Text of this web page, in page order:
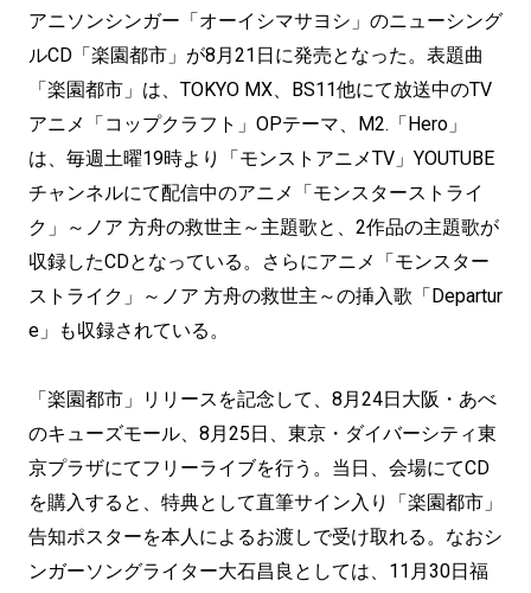
アニソンシンガー「オーイシマサヨシ」のニューシング
ルCD「楽園都市」が8月21日に発売となった。表題曲
「楽園都市」は、TOKYO MX、BS11他にて放送中のTV
アニメ「コップクラフト」OPテーマ、M2.「Hero」
は、毎週土曜19時より「モンストアニメTV」YOUTUBE
チャンネルにて配信中のアニメ「モンスターストライ
ク」～ノア 方舟の救世主～主題歌と、2作品の主題歌が
収録したCDとなっている。さらにアニメ「モンスター
ストライク」～ノア 方舟の救世主～の挿入歌「Departur
e」も収録されている。
「楽園都市」リリースを記念して、8月24日大阪・あべ
のキューズモール、8月25日、東京・ダイバーシティ東
京プラザにてフリーライブを行う。当日、会場にてCD
を購入すると、特典として直筆サイン入り「楽園都市」
告知ポスターを本人によるお渡しで受け取れる。なおシ
ンガーソングライター大石昌良としては、11月30日福